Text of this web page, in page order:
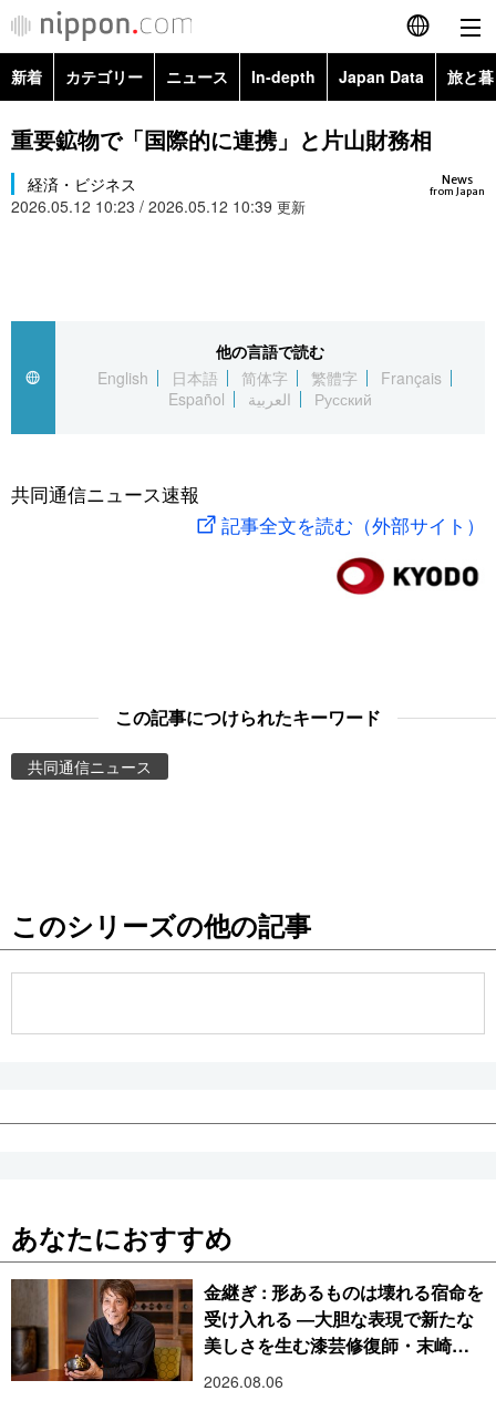
English
简体字
カテゴリー
スポーツ・東京2020
Topics
Images
お知らせ
公式SNS
新着 カテゴリー ニュース In-depth Japan Data 旅と
政治・外交
経済・ビジネス
Topics
Images
重要鉱物で「国際的に連携」と片山財務相
News
from Japan
経済・ビジネス
2026.05.12 10:23 / 2026.05.12 10:39 更新
他の言語で読む
English
日本語 简体字 繁體字
Français
Español
العربية Русский
共同通信ニュース速報
記事全文を読む（外部サイト）
この記事につけられたキーワード
共同通信ニュース
このシリーズの他の記事
あなたにおすすめ
金継ぎ : 形あるものは壊れる宿命を
受け入れる ―大胆な表現で新たな
美しさを生む漆芸修復師・末崎広
樹
2026.08.06